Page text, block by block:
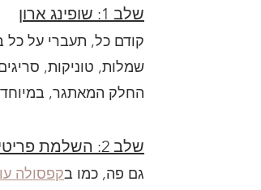
שלב 1: שופינג ארון
קודם כל, תעברי על כל
שמלות, טוניקות,
החלק המאתגר, במיוחד
שלב 2: השלמת פריטים חסרים
גם פה, כמו בקפסולה